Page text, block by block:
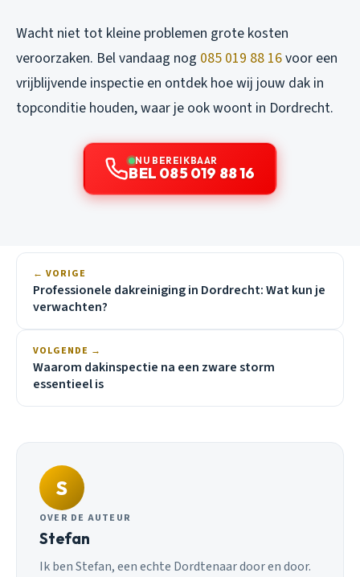
Wacht niet tot kleine problemen grote kosten
veroorzaken. Bel vandaag nog 085 019 88 16voor een
vrijblijvende inspectie en ontdek hoe wij jouw dak in
topconditie houden, waar je ook woont in Dordrecht.
NU BEREIKBAAR
BEL 085 019 88 16
← VORIGE
Professionele dakreiniging in Dordrecht: Wat kun je
verwachten?
VOLGENDE →
Waarom dakinspectie na een zware storm
essentieel is
S
OVER DE AUTEUR
Stefan
Ik ben Stefan, een echte Dordtenaar door en door.